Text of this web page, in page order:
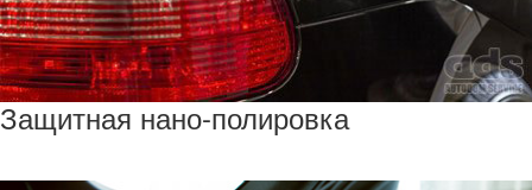
Защитная нано-полировка